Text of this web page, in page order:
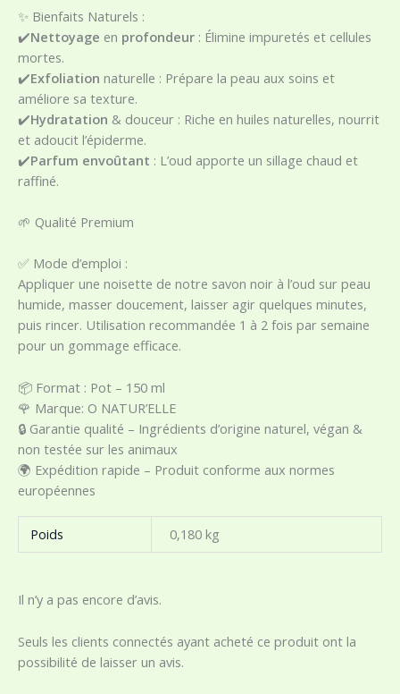
✨ Bienfaits Naturels :
✔️Nettoyage en profondeur : Élimine impuretés et cellules
mortes.
✔️Exfoliation naturelle : Prépare la peau aux soins et
améliore sa texture.
✔️Hydratation & douceur : Riche en huiles naturelles, nourrit
et adoucit l’épiderme.
✔️Parfum envoûtant : L’oud apporte un sillage chaud et
raffiné.
🌱 Qualité Premium
✅ Mode d’emploi :
Appliquer une noisette de notre savon noir à l’oud sur peau
humide, masser doucement, laisser agir quelques minutes,
puis rincer. Utilisation recommandée 1 à 2 fois par semaine
pour un gommage efficace.
📦 Format : Pot – 150 ml
🌹 Marque: O NATUR’ELLE
🔒 Garantie qualité – Ingrédients d’origine naturel, végan &
non testée sur les animaux
🌍 Expédition rapide – Produit conforme aux normes
européennes
Poids 0,180 kg
Il n’y a pas encore d’avis.
Seuls les clients connectés ayant acheté ce produit ont la
possibilité de laisser un avis.